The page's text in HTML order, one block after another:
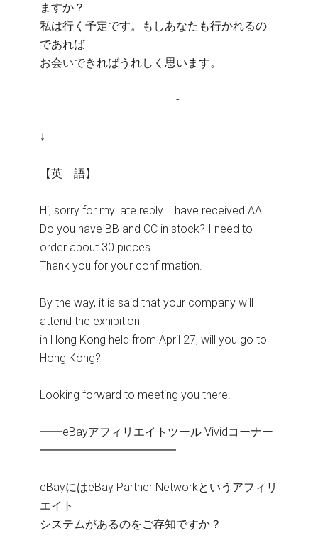
ますか？
私は行く予定です。もしあなたも行かれるの
であれば
お会いできればうれしく思います。
————————————————-
↓
【英 語】
Hi, sorry for my late reply. I have received AA.
Do you have BB and CC in stock? I need to
order about 30 pieces.
Thank you for your confirmation.
By the way, it is said that your company will
attend the exhibition
in Hong Kong held from April 27, will you go to
Hong Kong?
Looking forward to meeting you there.
━━eBayアフィリエイトツール Vividコーナー
━━━━━━━━━━━━
eBayにはeBay Partner Networkというアフィリ
エイト
システムがあるのをご存知ですか？